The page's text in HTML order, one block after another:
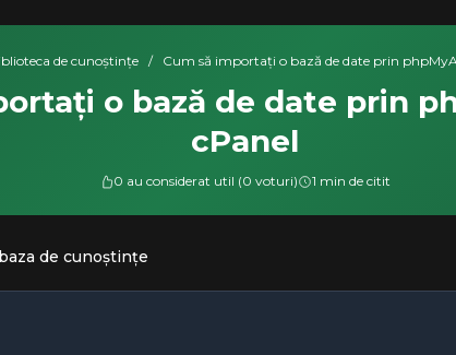
de cunoștințe / Cum să importați o bază de date prin
o bază de date prin
cPanel
0 au considerat util (0 voturi) 1 min de citit
de cunoștințe